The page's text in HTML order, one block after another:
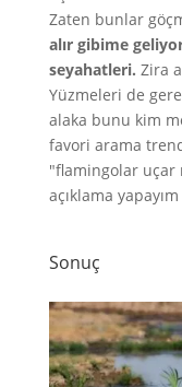
Zaten bunlar
alır gibime
seyahatleri. Zira
Yüzmeleri de
alaka bunu kim
favori arama
"flamingolar uçar
açıklama
Sonuç